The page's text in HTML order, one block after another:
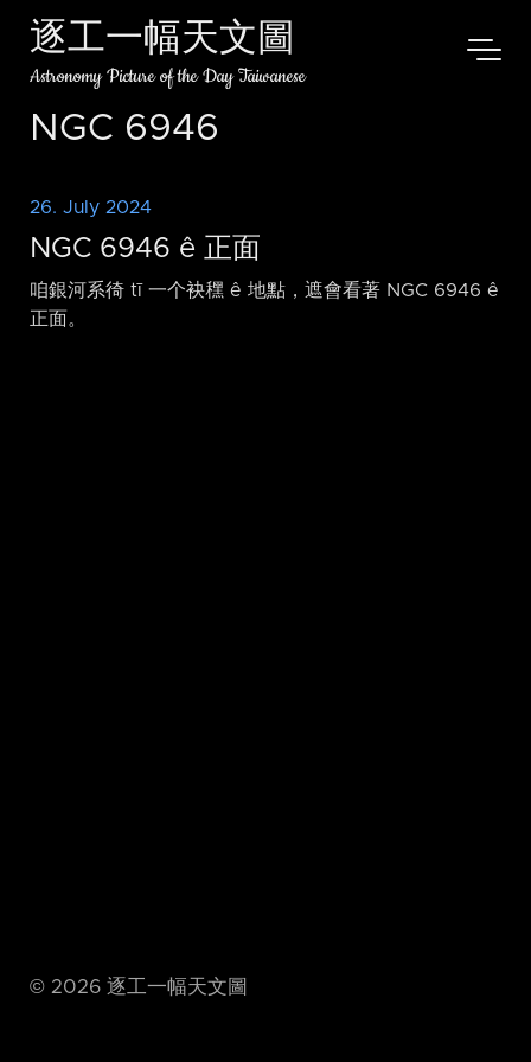
逐工一幅天文圖
Astronomy Picture of the Day Taiwanese
NGC 6946
26. July 2024
NGC 6946 ê 正面
咱銀河系徛 tī 一个袂䆀 ê 地點，遮會看著 NGC 6946 ê
正面。
© 2026 逐工一幅天文圖